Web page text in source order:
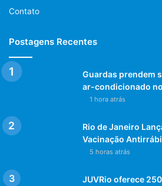
Contato
Postagens Recentes
Guardas prendem
ar-condicionado
1 hora atrás
Rio de Janeiro
Vacinação
5 horas atrás
JUVRio oferece